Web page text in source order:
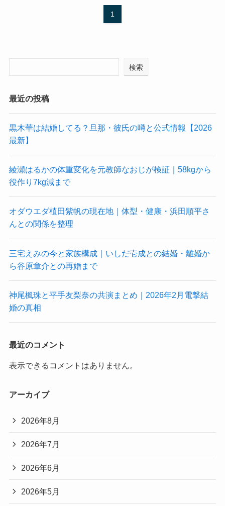
1
検索
最近の投稿
黒木華は結婚してる？旦那・彼氏の噂と公式情報【2026
最新】
綾瀬はるかの体重変化を元教師なおじが検証｜58kgから
役作り7kg減まで
オダウエダ植田紫帆の現在地｜体型・健康・浜田順平さ
んとの関係を整理
三宅えみの今と家族構成｜いしだ壱成との結婚・離婚か
ら谷原章介との再婚まで
神尾楓珠と平手友梨奈の共演まとめ｜2026年2月電撃結
婚の真相
最近のコメント
表示できるコメントはありません。
アーカイブ
2026年8月
2026年7月
2026年6月
2026年5月